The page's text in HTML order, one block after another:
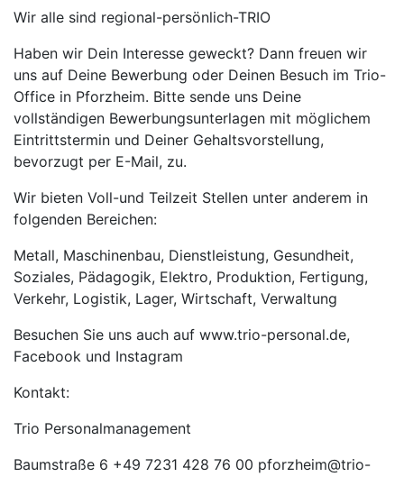
Wir alle sind regional-persönlich-TRIO
Haben wir Dein Interesse geweckt? Dann freuen wir
uns auf Deine Bewerbung oder Deinen Besuch im Trio-
Office in Pforzheim. Bitte sende uns Deine
vollständigen Bewerbungsunterlagen mit möglichem
Eintrittstermin und Deiner Gehaltsvorstellung,
bevorzugt per E-Mail, zu.
Wir bieten Voll-und Teilzeit Stellen unter anderem in
folgenden Bereichen:
Metall, Maschinenbau, Dienstleistung, Gesundheit,
Soziales, Pädagogik, Elektro, Produktion, Fertigung,
Verkehr, Logistik, Lager, Wirtschaft, Verwaltung
Besuchen Sie uns auch auf www.trio-personal.de,
Facebook und Instagram
Kontakt:
Trio Personalmanagement
Baumstraße 6 +49 7231 428 76 00 pforzheim@trio-